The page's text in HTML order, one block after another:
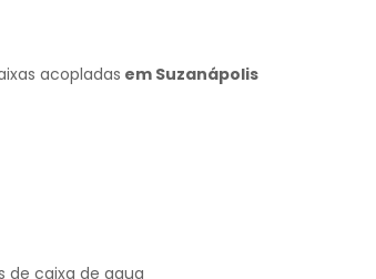
acopladas em Suzanápolis
de caixa de agua